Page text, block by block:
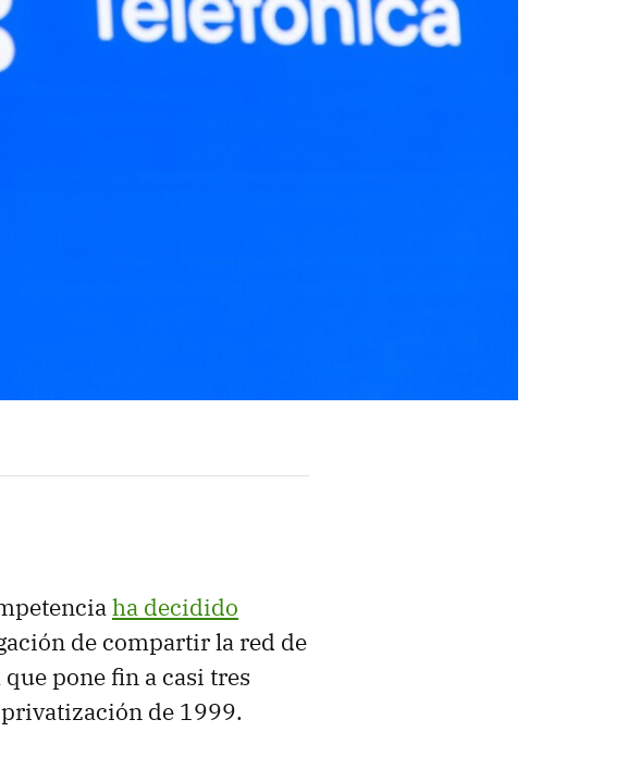
ha decidido
de compartir la red de
pone fin a casi tres
de 1999.